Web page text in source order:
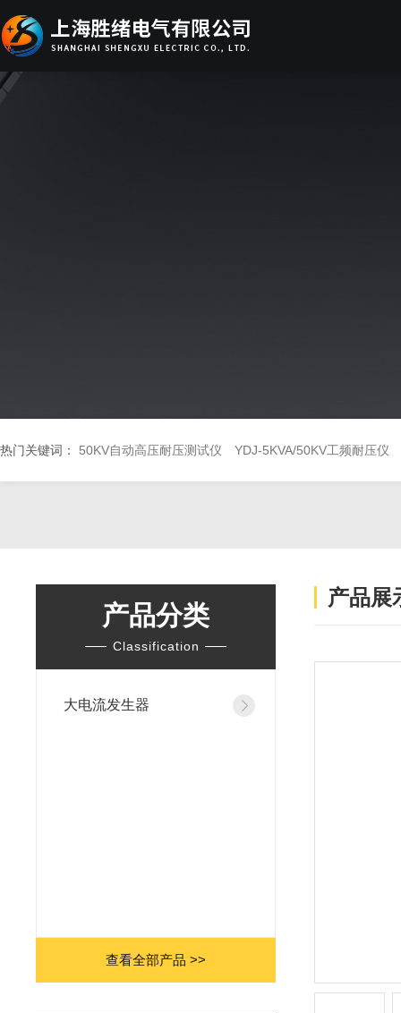
热门关键词： 50KV自动高压耐压测试仪 YDJ-5KVA/50KV工频耐压仪
产品分类
Classification
大电流发生器
查看全部产品 >>
产品展